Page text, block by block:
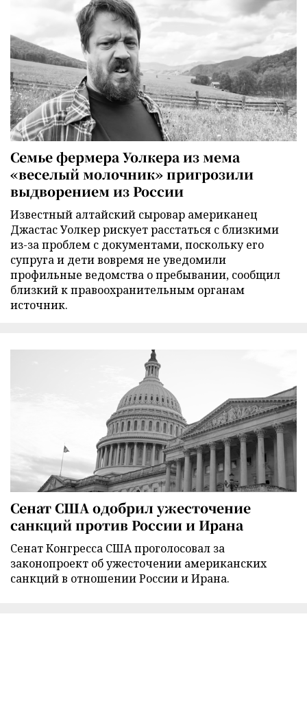
Семье фермера Уолкера из мема
«веселый молочник» пригрозили
выдворением из России
Известный алтайский сыровар американец
Джастас Уолкер рискует расстаться с близкими
из-за проблем с документами, поскольку его
супруга и дети вовремя не уведомили
профильные ведомства о пребывании, сообщил
близкий к правоохранительным органам
источник.
Сенат США одобрил ужесточение
санкций против России и Ирана
Сенат Конгресса США проголосовал за
законопроект об ужесточении американских
санкций в отношении России и Ирана.